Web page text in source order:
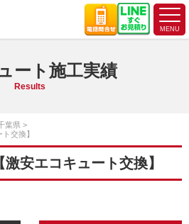
ート施工実績
Results
葉県
交換】
安エコキュート交換】